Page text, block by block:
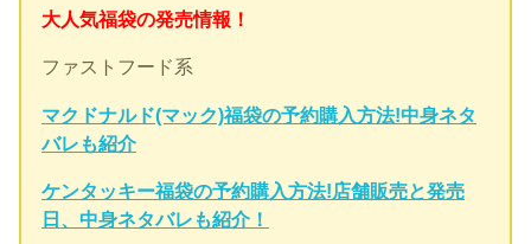
大人気福袋の発売情報！
ファストフード系
マクドナルド(マック)福袋の予約購入方法!中身ネタ
バレも紹介
ケンタッキー福袋の予約購入方法!店舗販売と発売
日、中身ネタバレも紹介！